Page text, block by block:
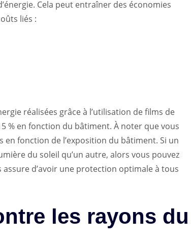
Cela peut entraîner des économies
liés :
réalisées grâce à l’utilisation de films de
% en fonction du bâtiment. À noter que vous
fonction de l’exposition du bâtiment. Si un
du soleil qu’un autre, alors vous pouvez
d’avoir une protection optimale à tous
les rayons du